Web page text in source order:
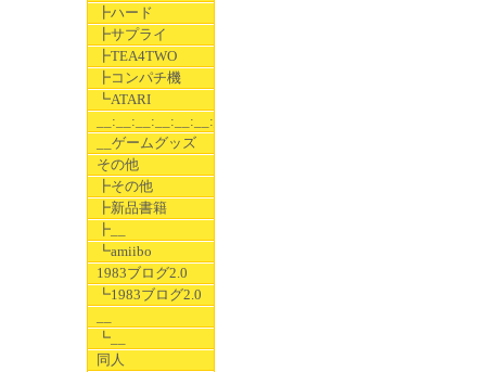
┣ハード
┣サプライ
┣TEA4TWO
┣コンパチ機
┗ATARI
__:__:__:__:__:__:__
__ゲームグッズ
その他
┣その他
┣新品書籍
┣__
┗amiibo
1983ブログ2.0
┗1983ブログ2.0
┗__
同人